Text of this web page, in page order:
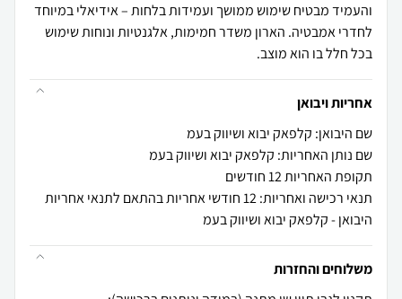
והעמיד מבטיח שימוש ממושך ועמידות בלחות – אידיאלי במיוחד
לחדרי אמבטיה. הארון משדר חמימות, אלגנטיות ונוחות שימוש
בכל חלל בו הוא מוצב.
אחריות ויבואן
שם היבואן: קלפאק יבוא ושיווק בעמ
שם נותן האחריות: קלפאק יבוא ושיווק בעמ
תקופת האחריות 12 חודשים
תנאי רכישה ואחריות: 12 חודשי אחריות בהתאם לתנאי אחריות
היבואן - קלפאק יבוא ושיווק בעמ
משלוחים והחזרות